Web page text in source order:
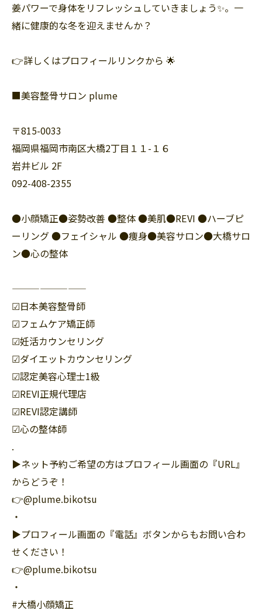
姜パワーで身体をリフレッシュしていきましょう✨。一
緒に健康的な冬を迎えませんか？
👉詳しくはプロフィールリンクから 🌟
■美容整骨サロン plume
〒815-0033
福岡県福岡市南区大橋2丁目１１-１６
岩井ビル 2F
092-408-2355
●小顔矯正●姿勢改善 ●整体 ●美肌●REVI ●ハーブピ
ーリング ●フェイシャル ●痩身●美容サロン●大橋サロ
ン●心の整体
————————
☑︎日本美容整骨師
☑︎フェムケア矯正師
☑︎妊活カウンセリング
☑︎ダイエットカウンセリング
☑︎認定美容心理士1級
☑︎REVI正規代理店
☑︎REVI認定講師
☑︎心の整体師
.
▶︎ネット予約ご希望の方はプロフィール画面の『URL』
からどうぞ！
👉@plume.bikotsu
・
▶︎プロフィール画面の『電話』ボタンからもお問い合わ
せください！
👉@plume.bikotsu
・
#大橋小顔矯正